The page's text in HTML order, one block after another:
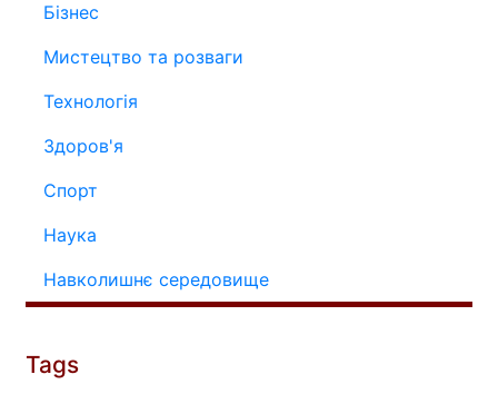
Бізнес
Мистецтво та розваги
Технологія
Здоров'я
Спорт
Наука
Навколишнє середовище
Tags